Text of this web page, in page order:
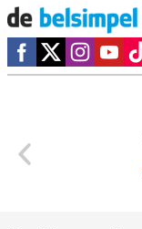
Social media